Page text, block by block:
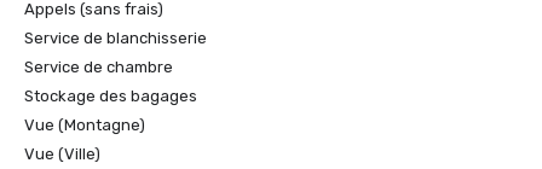
Appels (sans frais)
Service de blanchisserie
Service de chambre
Stockage des bagages
Vue (Montagne)
Vue (Ville)